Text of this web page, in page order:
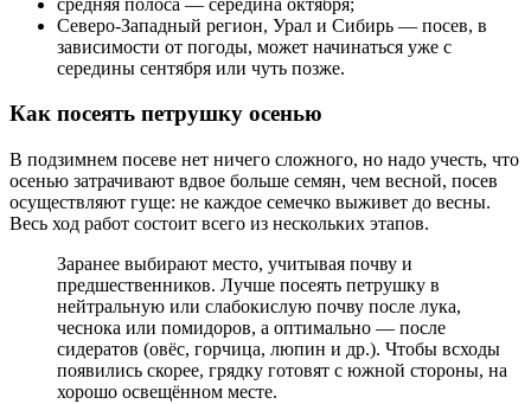
Северо-Западный регион, Урал и Сибирь — посев, в
зависимости от погоды, может начинаться уже с
середины сентября или чуть позже.
Как посеять петрушку осенью
В подзимнем посеве нет ничего сложного, но надо учесть, что
осенью затрачивают вдвое больше семян, чем весной, посев
осуществляют гуще: не каждое семечко выживет до весны.
Весь ход работ состоит всего из нескольких этапов.
Заранее выбирают место, учитывая почву и
предшественников. Лучше посеять петрушку в
нейтральную или слабокислую почву после лука,
чеснока или помидоров, а оптимально — после
сидератов (овёс, горчица, люпин и др.). Чтобы всходы
появились скорее, грядку готовят с южной стороны, на
хорошо освещённом месте.